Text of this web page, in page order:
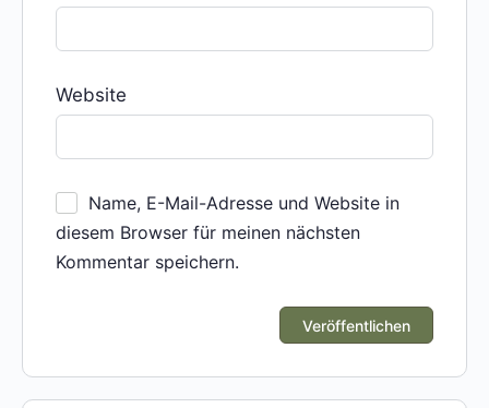
Website
Name, E-Mail-Adresse und Website in
diesem Browser für meinen nächsten
Kommentar speichern.